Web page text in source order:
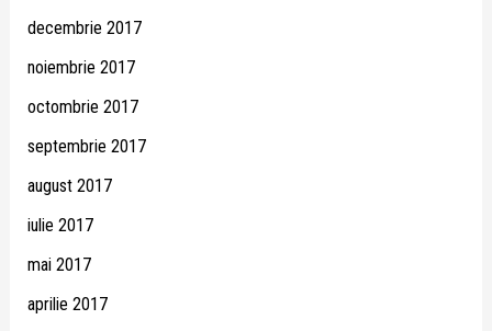
decembrie 2017
noiembrie 2017
octombrie 2017
septembrie 2017
august 2017
iulie 2017
mai 2017
aprilie 2017